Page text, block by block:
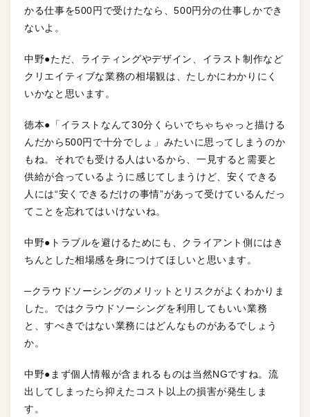
かる仕事を500円で受けたなら、500円分の仕事しかでき
ないよ。
中野●ただ、ライティングやデザイン、イラスト制作など
クリエイティブな業務の相場観は、たしかにわかりにく
いかなと思います。
徳本●「イラストなんて30分くらいでちゃちゃっと描ける
んだから500円で十分でしょ」みたいに思ってしまうのか
もね。それでも受ける人はいるから、一見すると需要と
供給が合っているように感じてしまうけど、安くできる
人には“安くできるだけの事情”があって受けているんだっ
てことを忘れてはいけないね。
中野●トラブルを避けるためにも、クライアント側にはき
ちんとした相場感を身につけてほしいと思います。
─クラウドソーシングのメリットとリスクがよくわかりま
した。ではクラウドソーシングを利用してもいい業務
と、すべきではない業務にはどんなものがあるでしょう
か。
中野●まず個人情報が含まれるものは当然NGですね。流
出してしまったら抑えたコスト以上の損害が発生しま
す。